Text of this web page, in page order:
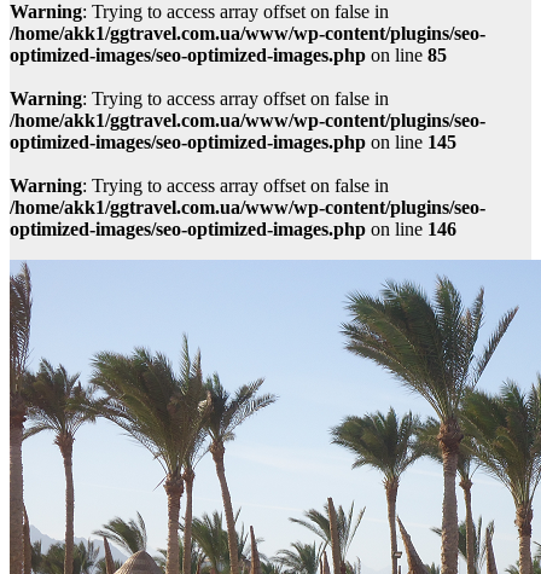
Warning: Trying to access array offset on false in
/home/akk1/ggtravel.com.ua/www/wp-content/plugins/seo-
optimized-images/seo-optimized-images.php on line 85
Warning: Trying to access array offset on false in
/home/akk1/ggtravel.com.ua/www/wp-content/plugins/seo-
optimized-images/seo-optimized-images.php on line 145
Warning: Trying to access array offset on false in
/home/akk1/ggtravel.com.ua/www/wp-content/plugins/seo-
optimized-images/seo-optimized-images.php on line 146